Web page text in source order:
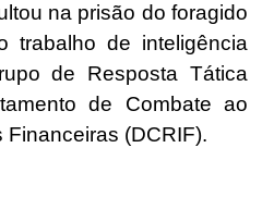
na prisão do foragido
trabalho de inteligência
de Resposta Tática
de Combate ao
(DCRIF).